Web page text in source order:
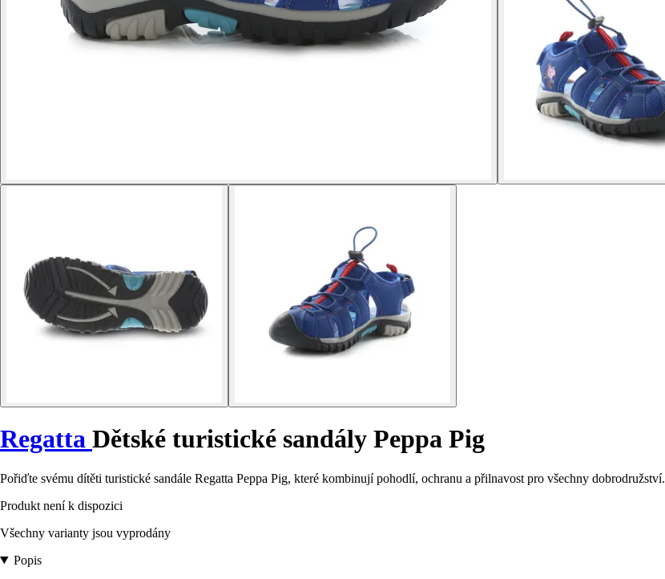
Regatta Dětské turistické sandály Peppa Pig
Pořiďte svému dítěti turistické sandále Regatta Peppa Pig, které kombinují pohodlí, ochranu a přilnavost pro všechny dobrodružství.
Produkt není k dispozici
Všechny varianty jsou vyprodány
Popis